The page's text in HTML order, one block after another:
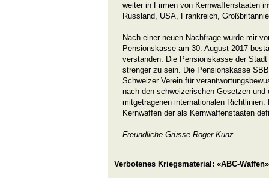
weiter in Firmen von Kernwaffenstaaten
Russland, USA, Frankreich,
Nach einer neuen Nachfrage wurde mir
Pensionskasse am 30. August 2017
verstanden. Die Pensionskasse der
strenger zu sein. Die Pensionskasse
Schweizer Verein für
nach den schweizerischen Gesetzen und
mitgetragenen internationalen
Kernwaffen der als Kernwaffenstaaten
Freundliche Grüsse Roger Kunz
Verbotenes Kriegsmaterial: «ABC-Waffen»